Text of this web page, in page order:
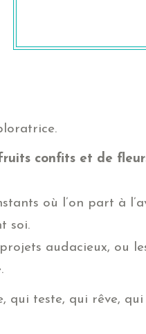
confits et de
où l’on part à
soi.
audacieux, ou
qui teste, qui rêve, qui